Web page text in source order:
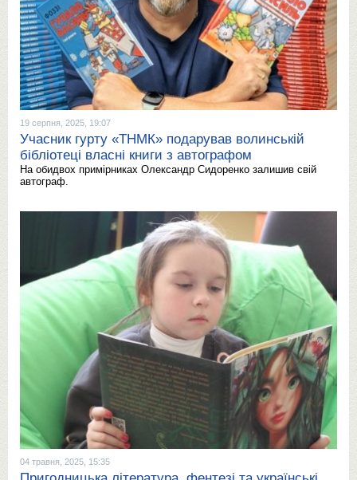
19 серпня, 2025, 19:07
Учасник гурту «ТНМК» подарував волинській
бібліотеці власні книги з автографом
На обидвох примірниках Олександр Сидоренко залишив свій
автограф.
04 травня, 2025, 15:35